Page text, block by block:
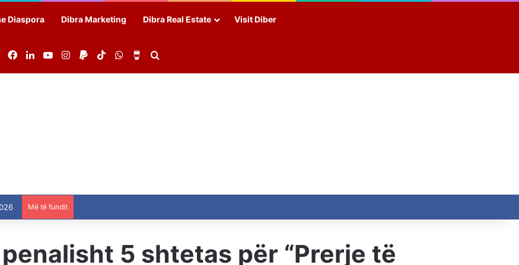
Diaspora Dibra Marketing Dibra Real Estate Visit Diber
FacebookLinkedInYouTubeInstagram
PaypalTikTokWhatsAppBuy Me a Coffee
Më të fundit
5 shtetas për “Prerje të